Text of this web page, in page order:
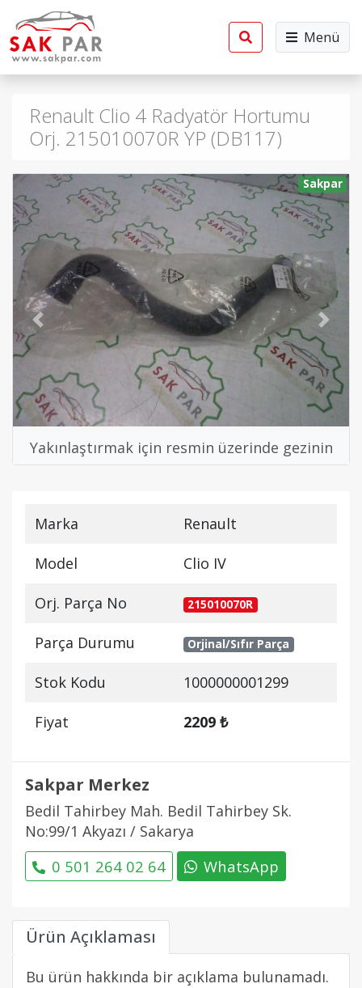
Menü
Renault Clio 4 Radyatör Hortumu
Orj. 215010070R YP (DB117)
Sakpar
Previous Next
Yakınlaştırmak için resmin üzerinde gezinin
Marka Renault
Model Clio IV
Orj. Parça No 215010070R
Parça Durumu Orjinal/Sıfır Parça
Stok Kodu 1000000001299
Fiyat 2209 ₺
Sakpar Merkez
Bedil Tahirbey Mah. Bedil Tahirbey Sk.
No:99/1 Akyazı / Sakarya
0 501 264 02 64 WhatsApp
Ürün Açıklaması
Bu ürün hakkında bir açıklama bulunamadı.